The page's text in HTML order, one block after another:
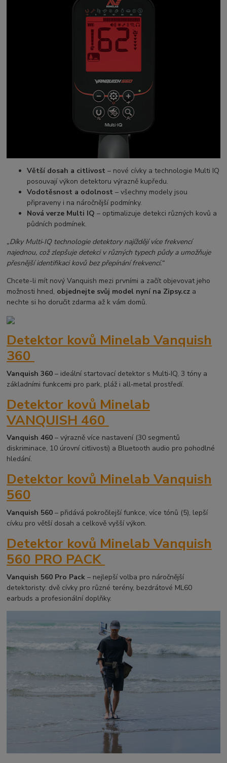
Větší dosah a citlivost – nové cívky a technologie Multi IQ
posouvají výkon detektoru výrazně kupředu.
Vodotěsnost a odolnost – všechny modely jsou
připraveny i na náročnější podmínky.
Nová verze Multi IQ – optimalizuje detekci různých kovů a
půdních podmínek.
„Díky Multi‑IQ technologie detektory najíždějí více frekvencí
najednou, což zlepšuje detekci v různých typech půdy a umožňuje
přesnější identifikaci kovů bez přepínání frekvencí.“
Chcete-li mít nový Vanquish mezi prvními a začít objevovat jeho
možnosti hned, objednejte svůj model nyní na Zipsy.cz a
nechte si ho doručit zdarma až k vám domů.
Detektor kovů Minelab Vanquish
360
Vanquish 360 – ideální startovací detektor s Multi‑IQ, 3 tóny a
základními funkcemi pro park, pláž i all‑metal prostředí.
Detektor kovů Minelab
VANQUISH 460
Vanquish 460 – výrazně více nastavení (30 segmentů
diskriminace, 10 úrovní citlivosti) a Bluetooth audio pro pohodlné
hledání.
Detektor kovů Minelab Vanquish
560
Vanquish 560 – přidává pokročilejší funkce, více tónů (5), lepší
cívku pro větší dosah a celkově vyšší výkon.
Detektor kovů Minelab Vanquish
560 PRO PACK
Vanquish 560 Pro Pack – nejlepší volba pro náročnější
detektoristy: dvě cívky pro různé terény, bezdrátové ML60
earbuds a profesionální doplňky.